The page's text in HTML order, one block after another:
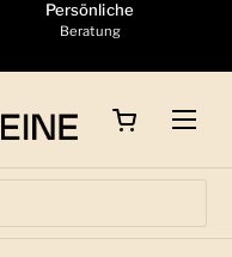
Persönliche
Beratung